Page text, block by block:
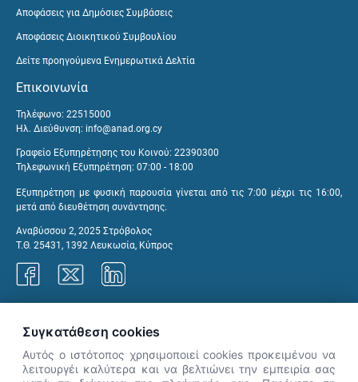
Αποφάσεις για Δημόσιες Συμβάσεις
Αποφάσεις Διοικητικού Συμβουλίου
Δείτε προηγούμενα Ενημερωτικά Δελτία
Επικοινωνία
Τηλέφωνο: 22515000
Ηλ. Διεύθυνση: info@anad.org.cy
Γραφείο Εξυπηρέτησης του Κοινού: 22390300
Τηλεφωνική Εξυπηρέτηση: 07:00 - 18:00
Εξυπηρέτηση με φυσική παρουσία γίνεται από τις 7:00 μέχρι τις 16:00,
μετά από διευθέτηση συνάντησης.
Αναβύσσου 2, 2025 Στρόβολος
Τ.Θ. 25431, 1392 Λευκωσία, Κύπρος
Συγκατάθεση cookies
Αυτός ο ιστότοπος χρησιμοποιεί cookies προκειμένου να
λειτουργέι καλύτερα και να βελτιώνει την εμπειρία σας